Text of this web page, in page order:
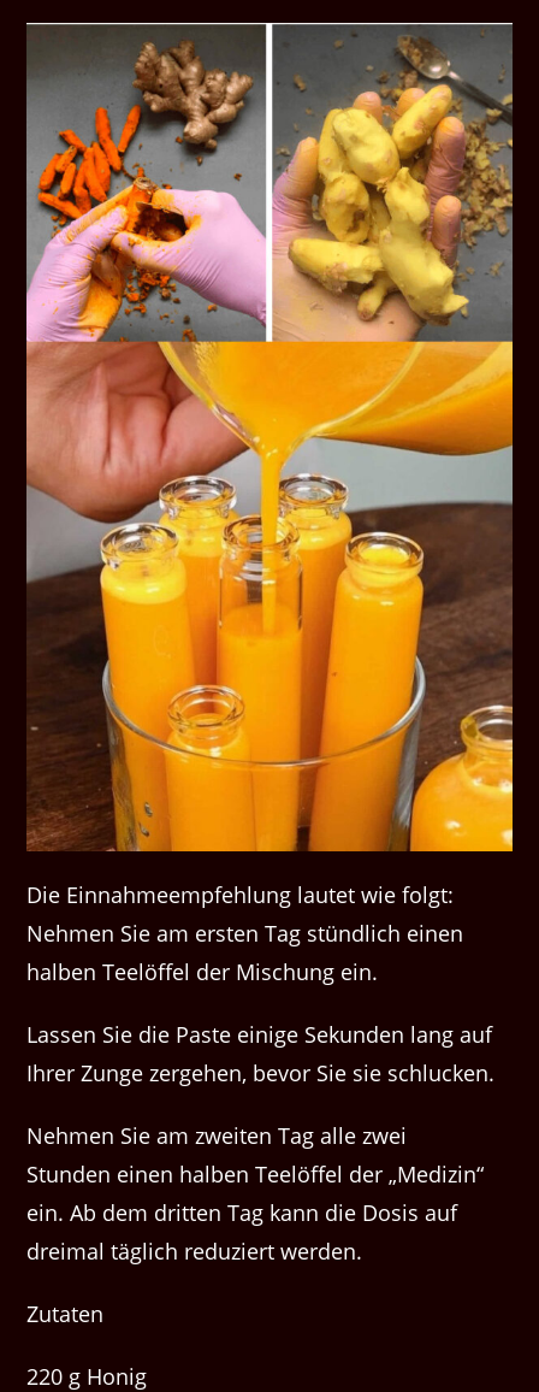
Die Einnahmeempfehlung lautet wie folgt:
Nehmen Sie am ersten Tag stündlich einen
halben Teelöffel der Mischung ein.
Lassen Sie die Paste einige Sekunden lang auf
Ihrer Zunge zergehen, bevor Sie sie schlucken.
Nehmen Sie am zweiten Tag alle zwei
Stunden einen halben Teelöffel der „Medizin“
ein. Ab dem dritten Tag kann die Dosis auf
dreimal täglich reduziert werden.
Zutaten
220 g Honig